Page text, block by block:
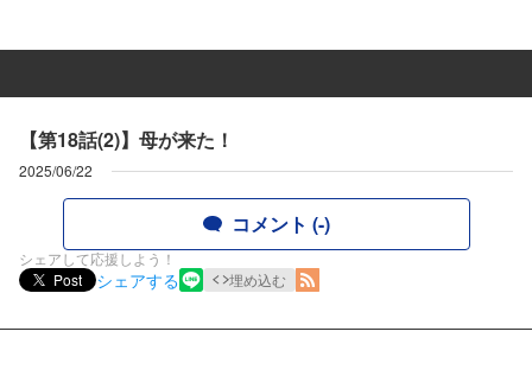
【第18話(2)】母が来た！
2025/06/22
コメント (-)
シェアして応援しよう！
Post
シェアする 埋め込む